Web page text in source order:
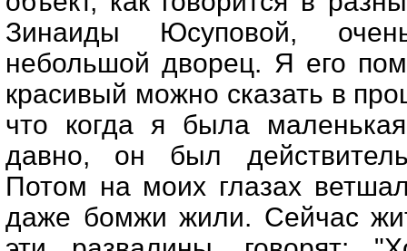
Зинаиды Юсуповой,
небольшой дворец. Я его
красивый можно сказать в
что когда я была
давно, он был
Потом на моих глазах
даже бомжи жили. Сейчас